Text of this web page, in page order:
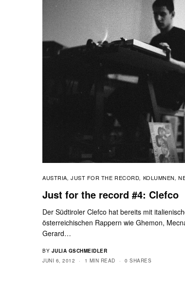
AUSTRIA, JUST FOR THE RECORD, KOLUMNEN ,
Just for the record #4: Clefco
Der Südtiroler Clefco hat bereits mit
österreichischen Rappern wie Ghemon,
Gerard…
BY JULIA GSCHMEIDLER
JUNI 6, 2012
1 MIN READ 0 SHARES